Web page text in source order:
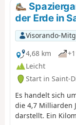
der Erde in
Visorando-
4,68 km
Leicht
Start in Saint-
Es handelt sich
die 4,7 Milliarden
darstellt. Ein